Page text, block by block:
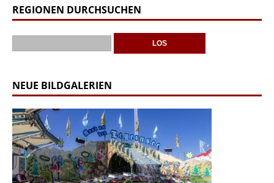
REGIONEN DURCHSUCHEN
NEUE BILDGALERIEN